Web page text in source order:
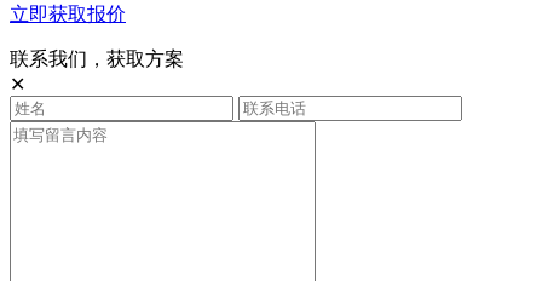
立即获取报价
联系我们，获取方案
✕